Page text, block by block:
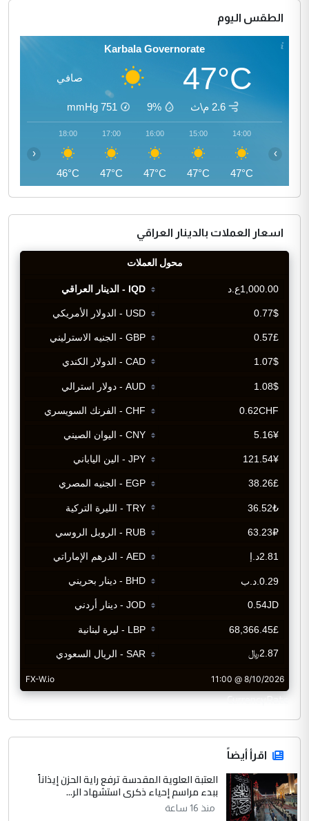
الطقس اليوم
Karbala Governorate
47°C صافي
2.6 م\ث 9%
751
mmHg
14:00
47°C
15:00
47°C
16:00
47°C
17:00
47°C
18:00
46°C
‹ ›
اسعار العملات بالدينار العراقي
CurrencyRate
اقرأ أيضاً
العتبة العلوية المقدسة ترفع راية الحزن إيذاناً
ببدء مراسم إحياء ذكرى استشهاد الر...
منذ 16 ساعة